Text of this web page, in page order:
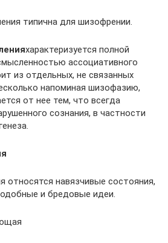
типична для шизофрении.
характеризуется полной
ассоциативного
из отдельных, не связанных
напоми­ная шизофазию,
от нее тем, что всегда
сознания, в частности
относятся навязчивые состояния,
и бредовые идеи.